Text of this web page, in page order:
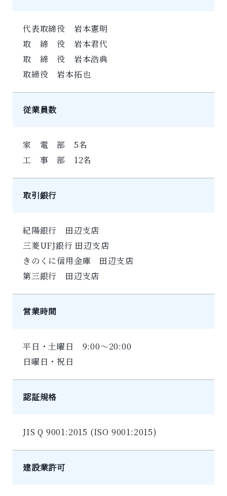
代表取締役 岩本憲明
取 締 役 岩本君代
取 締 役 岩本浩典
取締役 岩本拓也
従業員数
家 電 部 5名
工 事 部 12名
取引銀行
紀陽銀行 田辺支店
三菱UFJ銀行 田辺支店
きのくに信用金庫 田辺支店
第三銀行 田辺支店
営業時間
平日・土曜日 9:00～20:00
日曜日・祝日
認証規格
JIS Q 9001:2015 (ISO 9001:2015)
建設業許可